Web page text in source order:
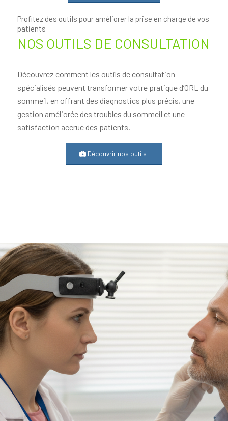
Profitez des outils pour améliorer la prise en charge de vos
patients
NOS OUTILS DE CONSULTATION
Découvrez comment les outils de consultation
spécialisés peuvent transformer votre pratique d’ORL du
sommeil, en offrant des diagnostics plus précis, une
gestion améliorée des troubles du sommeil et une
satisfaction accrue des patients.
Découvrir nos outils